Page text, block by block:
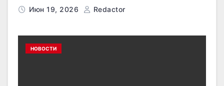
Июн 19, 2026 Redactor
НОВОСТИ